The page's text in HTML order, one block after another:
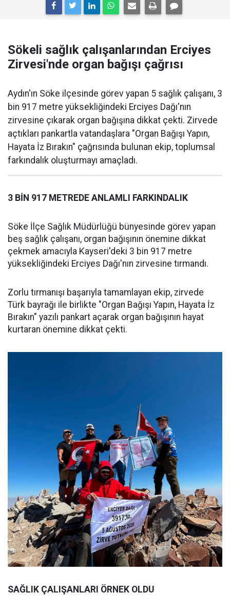
Sökeli sağlık çalışanlarından Erciyes
Zirvesi'nde organ bağışı çağrısı
Aydın'ın Söke ilçesinde görev yapan 5 sağlık çalışanı, 3
bin 917 metre yüksekliğindeki Erciyes Dağı'nın
zirvesine çıkarak organ bağışına dikkat çekti. Zirvede
açtıkları pankartla vatandaşlara "Organ Bağışı Yapın,
Hayata İz Bırakın" çağrısında bulunan ekip, toplumsal
farkındalık oluşturmayı amaçladı.
3 BİN 917 METREDE ANLAMLI FARKINDALIK
Söke İlçe Sağlık Müdürlüğü bünyesinde görev yapan
beş sağlık çalışanı, organ bağışının önemine dikkat
çekmek amacıyla Kayseri'deki 3 bin 917 metre
yüksekliğindeki Erciyes Dağı'nın zirvesine tırmandı.
Zorlu tırmanışı başarıyla tamamlayan ekip, zirvede
Türk bayrağı ile birlikte "Organ Bağışı Yapın, Hayata İz
Bırakın" yazılı pankart açarak organ bağışının hayat
kurtaran önemine dikkat çekti.
SAĞLIK ÇALIŞANLARI ÖRNEK OLDU